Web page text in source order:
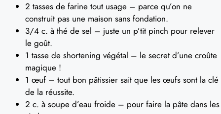
2 tasses de farine tout usage – parce qu’on ne
construit pas une maison sans fondation.
3/4 c. à thé de sel – juste un p’tit pinch pour relever
le goût.
1 tasse de shortening végétal – le secret d’une croûte
magique !
1 œuf – tout bon pâtissier sait que les œufs sont la clé
de la réussite.
2 c. à soupe d’eau froide – pour faire la pâte dans les